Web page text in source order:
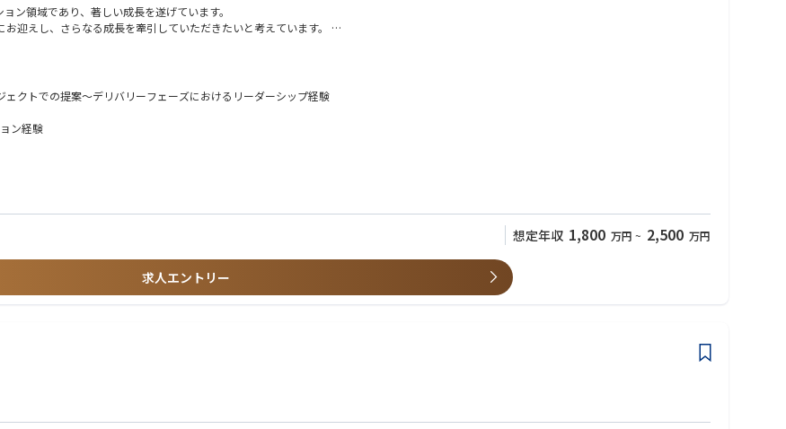
る環境です。
ウドなど幅広いテーマを推進
ン領域であり、著しい成長を遂げています。
迎えし、さらなる成長を牽引していただきたいと考えています。
として、以下のソリューションを対象に事業戦略の策定・実行を担っていただきます
理、クライアント満足度の向上をリードしていただきます。
Market戦略の構築
クトでの提案～デリバリーフェーズにおけるリーダーシップ経験
ン経験
ャーERPなど（SAP、ORACLE）の特性を正しく理解しつつ、「その上でなぜ MS Dynamics365 が最適なのか」を業務・基盤双方の観点から
イプを求めています。
れるタフさ、柔軟性の高さ
想定年収 1,800 万円 ~ 2,500 万円
求人エントリー